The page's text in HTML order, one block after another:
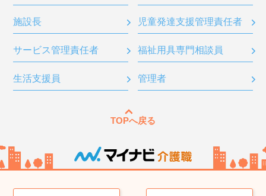
施設長 児童発達支援管理責任者
サービス管理責任者 福祉用具専門相談員
生活支援員 管理者
TOPへ戻る